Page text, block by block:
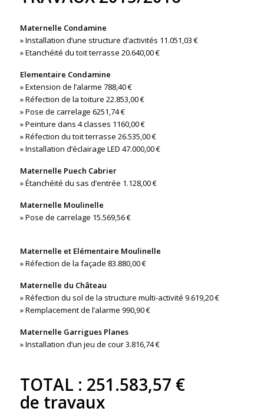
Maternelle Condamine
» Installation d’une structure d’activités 11.051,03 €
» Etanchéité du toit terrasse 20.640,00 €
Elementaire Condamine
» Extension de l’alarme 788,40 €
» Réfection de la toiture 22.853,00 €
» Pose de carrelage 6251,74 €
» Peinture dans 4 classes 1160,00 €
» Réfection du toit terrasse 26.535,00 €
» Installation d’éclairage LED 47.000,00 €
Maternelle Puech Cabrier
» Étanchéité du sas d’entrée 1.128,00 €
Maternelle Moulinelle
» Pose de carrelage 15.569,56 €
Maternelle et Elémentaire Moulinelle
» Réfection de la façade 83.880,00 €
Maternelle du Château
» Réfection du sol de la structure multi-activité 9.619,20 €
» Remplacement de l’alarme 990,90 €
Maternelle Garrigues Planes
» Installation d’un jeu de cour 3.816,74 €
TOTAL : 251.583,57 €
de travaux